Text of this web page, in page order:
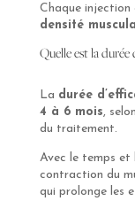
Chaque
densité
Quelle est la
La durée
4 à 6 mois,
du traitement.
Avec le temps et
contraction du
qui prolonge les